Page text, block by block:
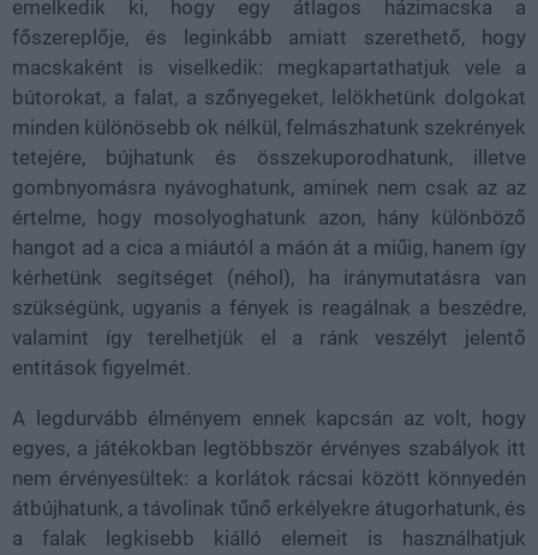
emelkedik ki, hogy egy átlagos házimacska a
főszereplője, és leginkább amiatt szerethető, hogy
macskaként is viselkedik: megkapartathatjuk vele a
bútorokat, a falat, a szőnyegeket, lelökhetünk dolgokat
minden különösebb ok nélkül, felmászhatunk szekrények
tetejére, bújhatunk és összekuporodhatunk, illetve
gombnyomásra nyávoghatunk, aminek nem csak az az
értelme, hogy mosolyoghatunk azon, hány különböző
hangot ad a cica a miáutól a máón át a miűig, hanem így
kérhetünk segítséget (néhol), ha iránymutatásra van
szükségünk, ugyanis a fények is reagálnak a beszédre,
valamint így terelhetjük el a ránk veszélyt jelentő
entitások figyelmét.
A legdurvább élményem ennek kapcsán az volt, hogy
egyes, a játékokban legtöbbször érvényes szabályok itt
nem érvényesültek: a korlátok rácsai között könnyedén
átbújhatunk, a távolinak tűnő erkélyekre átugorhatunk, és
a falak legkisebb kiálló elemeit is használhatjuk